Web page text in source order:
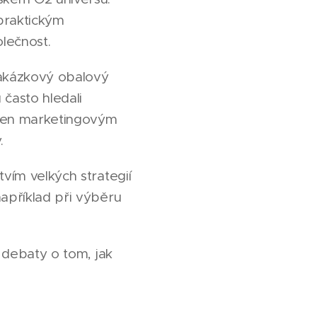
obalový
hledali
marketingovým
velkých strategií
při výběru
debaty o tom, jak